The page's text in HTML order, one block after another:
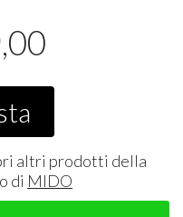
,00
altri prodotti della
o di MIDO